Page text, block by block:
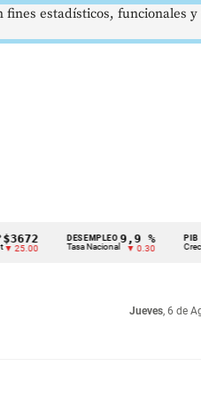
DESEMPLEO
Tasa Nacional
9,9 %
▼ 0.30
PIB
Crec. Anual
2,8
▲
Jueves, 6 de
estadísticos, funcionales